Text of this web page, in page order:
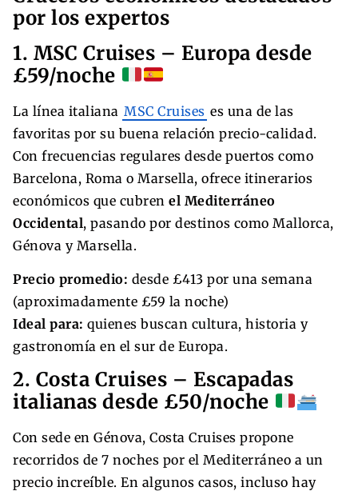
por los expertos
1. MSC Cruises – Europa desde
£59/noche
La línea italiana MSC Cruises es una de las
favoritas por su buena relación precio-calidad.
Con frecuencias regulares desde puertos como
Barcelona, Roma o Marsella, ofrece itinerarios
económicos que cubren el Mediterráneo
Occidental, pasando por destinos como Mallorca,
Génova y Marsella.
Precio promedio: desde £413 por una semana
(aproximadamente £59 la noche)
Ideal para: quienes buscan cultura, historia y
gastronomía en el sur de Europa.
2. Costa Cruises – Escapadas
italianas desde £50/noche
Con sede en Génova, Costa Cruises propone
recorridos de 7 noches por el Mediterráneo a un
precio increíble. En algunos casos, incluso hay